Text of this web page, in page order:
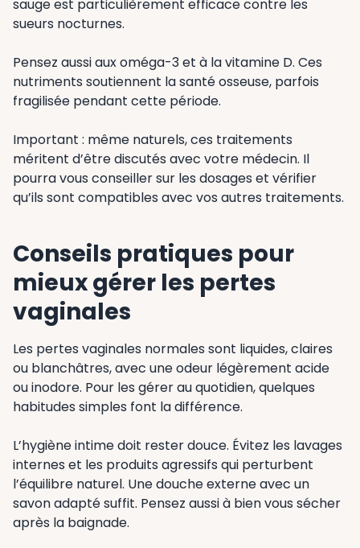
sauge est particulièrement efficace contre les
sueurs nocturnes.
Pensez aussi aux oméga-3 et à la vitamine D. Ces
nutriments soutiennent la santé osseuse, parfois
fragilisée pendant cette période.
Important : même naturels, ces traitements
méritent d’être discutés avec votre médecin. Il
pourra vous conseiller sur les dosages et vérifier
qu’ils sont compatibles avec vos autres traitements.
Conseils pratiques pour
mieux gérer les pertes
vaginales
Les pertes vaginales normales sont liquides, claires
ou blanchâtres, avec une odeur légèrement acide
ou inodore. Pour les gérer au quotidien, quelques
habitudes simples font la différence.
L’hygiène intime doit rester douce. Évitez les lavages
internes et les produits agressifs qui perturbent
l’équilibre naturel. Une douche externe avec un
savon adapté suffit. Pensez aussi à bien vous sécher
après la baignade.